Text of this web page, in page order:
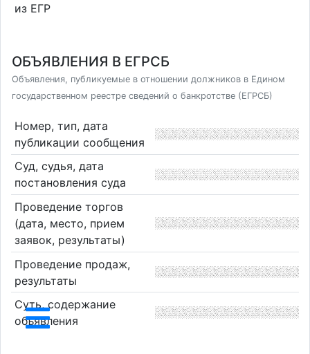
из ЕГР
ОБЪЯВЛЕНИЯ В ЕГРСБ
Объявления, публикуемые в отношении должников в Едином
государственном реестре сведений о банкротстве (ЕГРСБ)
Номер, тип, дата
публикации сообщения
Суд, судья, дата
постановления суда
Проведение торгов
(дата, место, прием
заявок, результаты)
Проведение продаж,
результаты
Суть, содержание
объявления